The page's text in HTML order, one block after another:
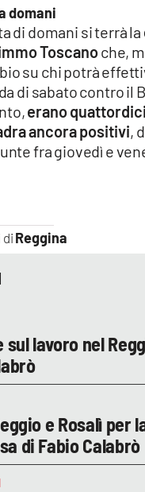
di Reggina
domani
di domani si terrà la
Toscanoche,
su chi potrà
di sabato contro il
erano
ancora positivi,
fra giovedì e
sul lavoro nel
e Rosalì per
di Fabio Calabrò